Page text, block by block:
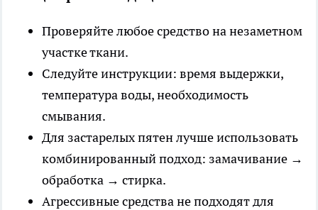
Проверяйте любое средство на незаметном
участке ткани.
Следуйте инструкции: время выдержки,
температура воды, необходимость
смывания.
Для застарелых пятен лучше использовать
комбинированный подход: замачивание →
обработка → стирка.
Агрессивные средства не подходят для